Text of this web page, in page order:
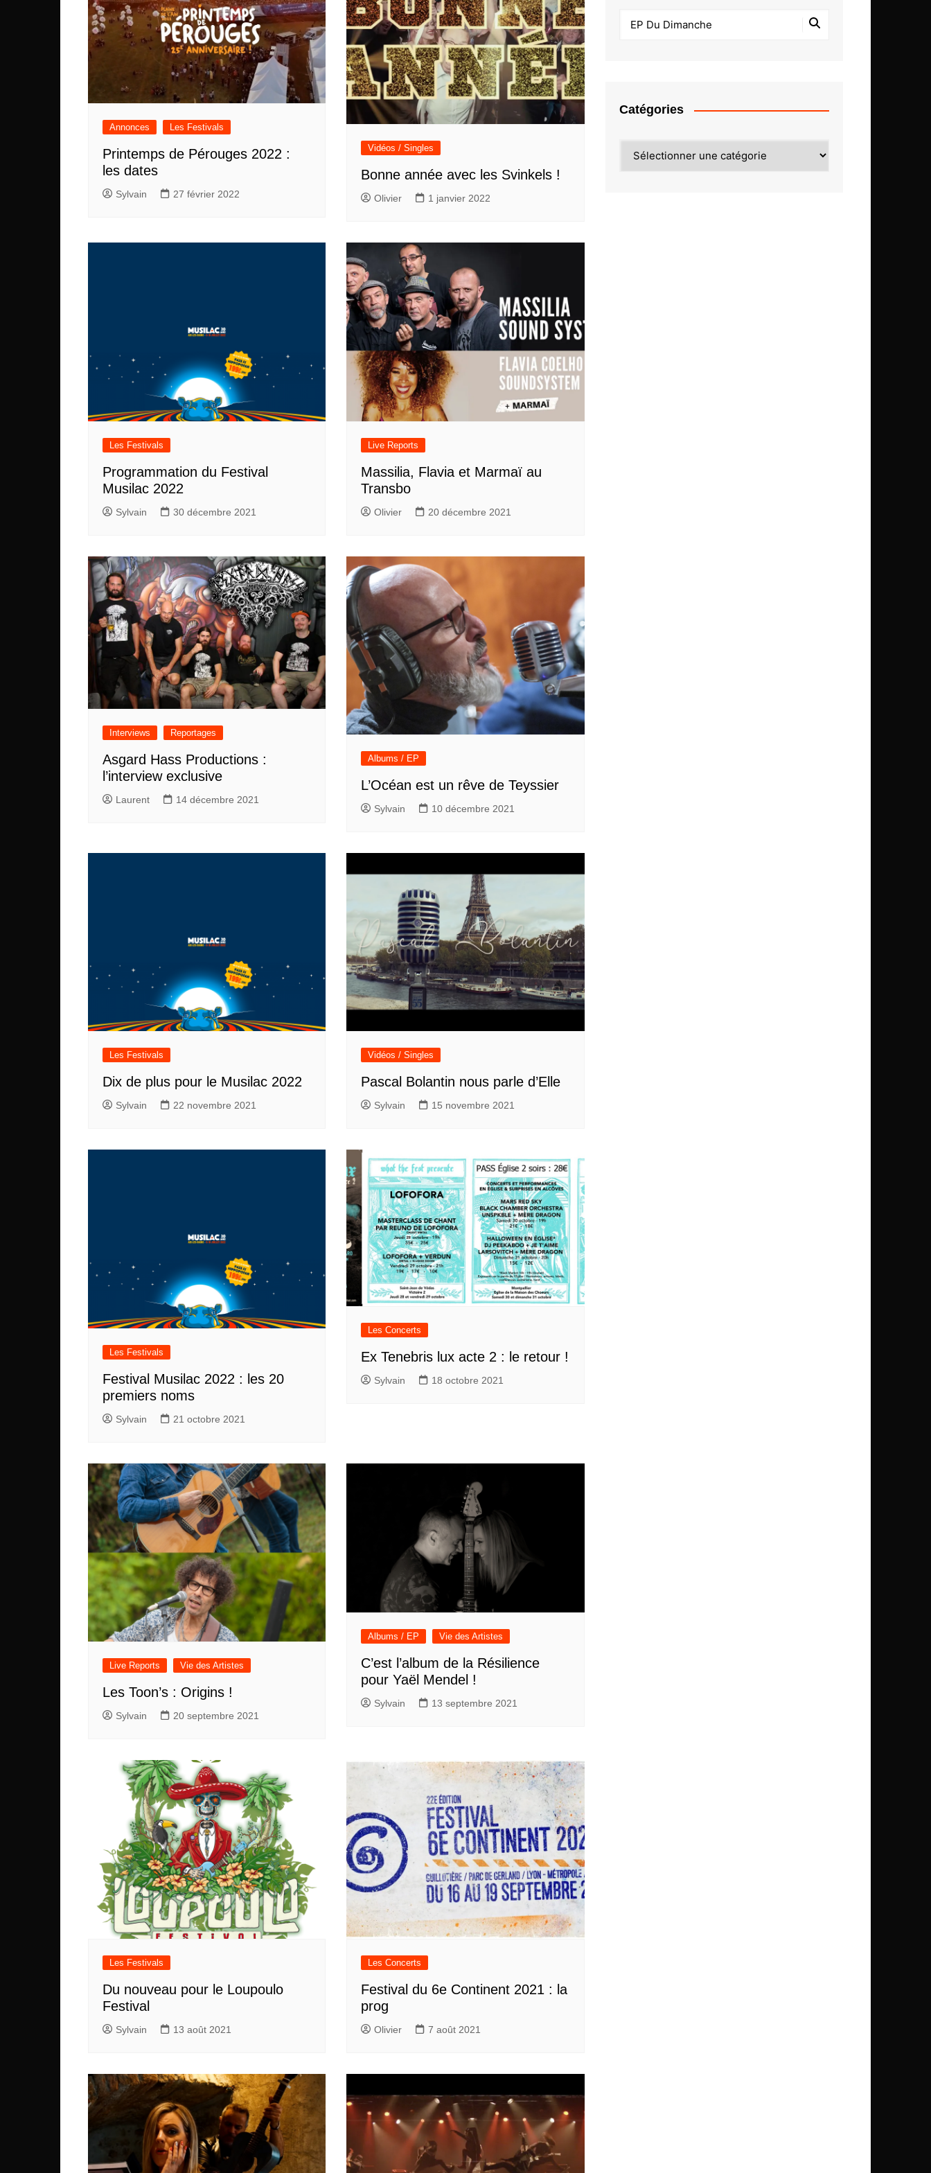
Annonces Les Festivals
Printemps de Pérouges 2022 :
les dates
Sylvain 27 février 2022
Vidéos / Singles
Bonne année avec les Svinkels !
Olivier 1 janvier 2022
Les Festivals
Programmation du Festival
Musilac 2022
Sylvain 30 décembre 2021
Live Reports
Massilia, Flavia et Marmaï au
Transbo
Olivier 20 décembre 2021
Interviews Reportages
Asgard Hass Productions :
l’interview exclusive
Laurent 14 décembre 2021
Albums / EP
L’Océan est un rêve de Teyssier
Sylvain 10 décembre 2021
Les Festivals
Dix de plus pour le Musilac 2022
Sylvain 22 novembre 2021
Vidéos / Singles
Pascal Bolantin nous parle d’Elle
Sylvain 15 novembre 2021
Les Festivals
Festival Musilac 2022 : les 20
premiers noms
Sylvain 21 octobre 2021
Les Concerts
Ex Tenebris lux acte 2 : le retour !
Sylvain 18 octobre 2021
Live Reports Vie des Artistes
Les Toon’s : Origins !
Sylvain 20 septembre 2021
Albums / EP Vie des Artistes
C’est l’album de la Résilience
pour Yaël Mendel !
Sylvain 13 septembre 2021
Les Festivals
Du nouveau pour le Loupoulo
Festival
Sylvain 13 août 2021
Les Concerts
Festival du 6e Continent 2021 : la
prog
Olivier 7 août 2021
Catégories